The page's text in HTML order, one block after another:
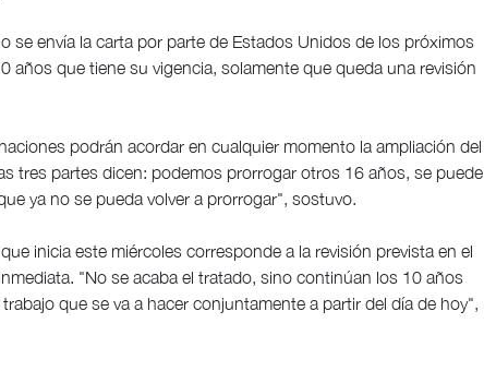
se envía la carta por parte de Estados Unidos de los próximos
años que tiene su vigencia, solamente que queda una revisión
podrán acordar en cualquier momento la ampliación del
tres partes dicen: podemos prorrogar otros 16 años, se puede
ya no se pueda volver a prorrogar", sostuvo.
inicia este miércoles corresponde a la revisión prevista en el
"No se acaba el tratado, sino continúan los 10 años
que se va a hacer conjuntamente a partir del día de hoy",